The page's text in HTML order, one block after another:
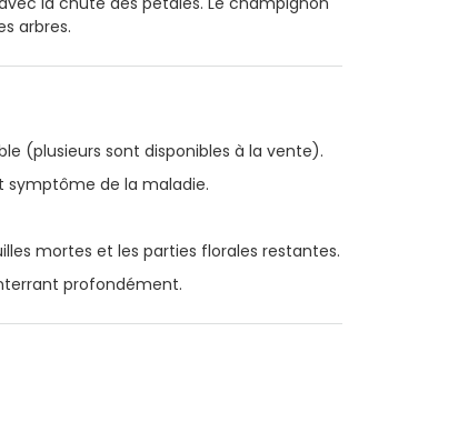
arbres.
(plusieurs sont disponibles à la vente).
de la maladie.
mortes et les parties florales restantes.
profondément.